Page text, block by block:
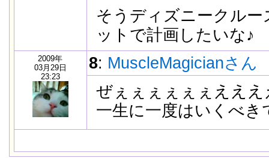
そうディズニークル
ットで計画したいな♪
2009年
03月29日
23:23
8: MuscleMagicianさん
ぜぇぇぇぇぇぇええ
一生に一度はいくべき